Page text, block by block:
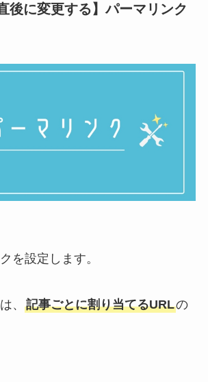
後に変更する】パーマリンク
を設定します。
、 記事ごとに割り当てるURLの